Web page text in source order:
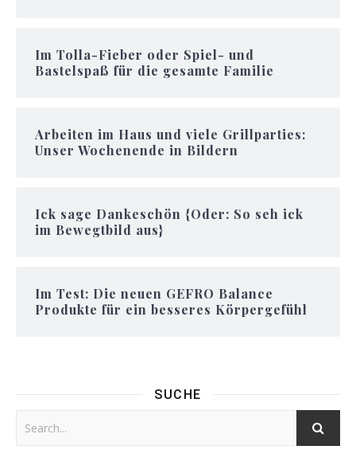
Im Tolla-Fieber oder Spiel- und
Bastelspaß für die gesamte Familie
Arbeiten im Haus und viele Grillparties:
Unser Wochenende in Bildern
Ick sage Dankeschön {Oder: So seh ick
im Bewegtbild aus}
Im Test: Die neuen GEFRO Balance
Produkte für ein besseres Körpergefühl
SUCHE